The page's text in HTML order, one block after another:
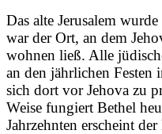
Das alte Jerusalem
war der Ort, an dem
wohnen ließ. Alle
an den jährlichen Festen
sich dort vor Jehova zu
Weise fungiert Bethel
Jahrzehnten erscheint